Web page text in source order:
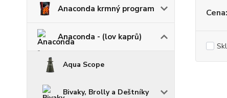
Anaconda krmný program
Anaconda - (lov kaprů)
Aqua Scope
Bivaky, Brolly a Deštníky
Cena: